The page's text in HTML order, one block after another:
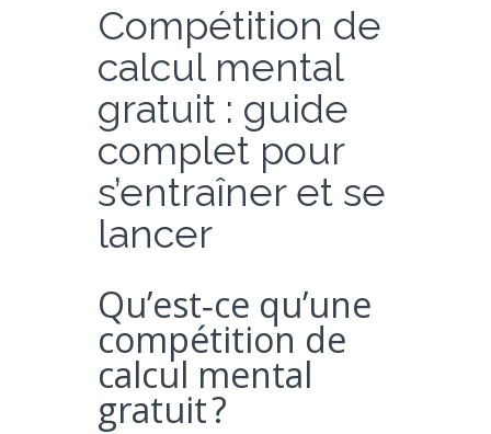
Compétition de
calcul mental
gratuit : guide
complet pour
s’entraîner et se
lancer
Qu’est‑ce qu’une
compétition de
calcul mental
gratuit ?